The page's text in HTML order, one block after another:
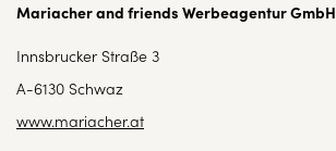
Mariacher and friends Werbeagentur GmbH
Innsbrucker Straße 3
A-6130 Schwaz
www.mariacher.at